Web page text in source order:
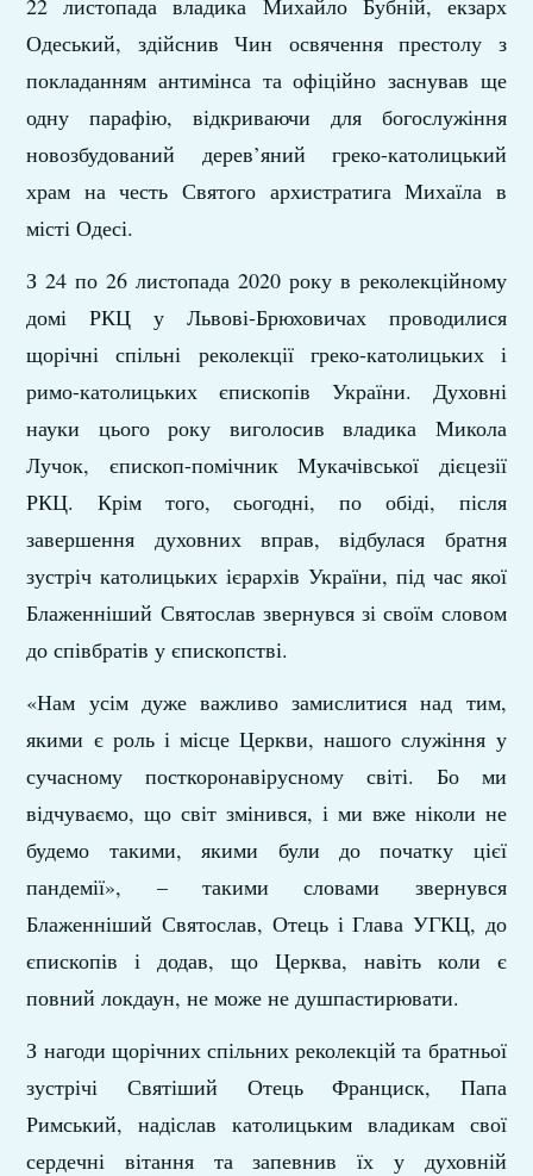
22 листопада владика Михайло Бубній, екзарх
Одеський, здійснив Чин освячення престолу з
покладанням антимінса та офіційно заснував ще
одну парафію, відкриваючи для богослужіння
новозбудований дерев’яний греко-католицький
храм на честь Святого архистратига Михаїла в
місті Одесі.
З 24 по 26 листопада 2020 року в реколекційному
домі РКЦ у Львові-Брюховичах проводилися
щорічні спільні реколекції греко-католицьких і
римо-католицьких єпископів України. Духовні
науки цього року виголосив владика Микола
Лучок, єпископ-помічник Мукачівської дієцезії
РКЦ. Крім того, сьогодні, по обіді, після
завершення духовних вправ, відбулася братня
зустріч католицьких ієрархів України, під час якої
Блаженніший Святослав звернувся зі своїм словом
до співбратів у єпископстві.
«Нам усім дуже важливо замислитися над тим,
якими є роль і місце Церкви, нашого служіння у
сучасному посткоронавірусному світі. Бо ми
відчуваємо, що світ змінився, і ми вже ніколи не
будемо такими, якими були до початку цієї
пандемії», – такими словами звернувся
Блаженніший Святослав, Отець і Глава УГКЦ, до
єпископів і додав, що Церква, навіть коли є
повний локдаун, не може не душпастирювати.
З нагоди щорічних спільних реколекцій та братньої
зустрічі Святіший Отець Франциск, Папа
Римський, надіслав католицьким владикам свої
сердечні вітання та запевнив їх у духовній